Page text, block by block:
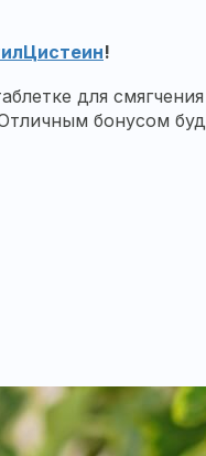
!
для
бонусом